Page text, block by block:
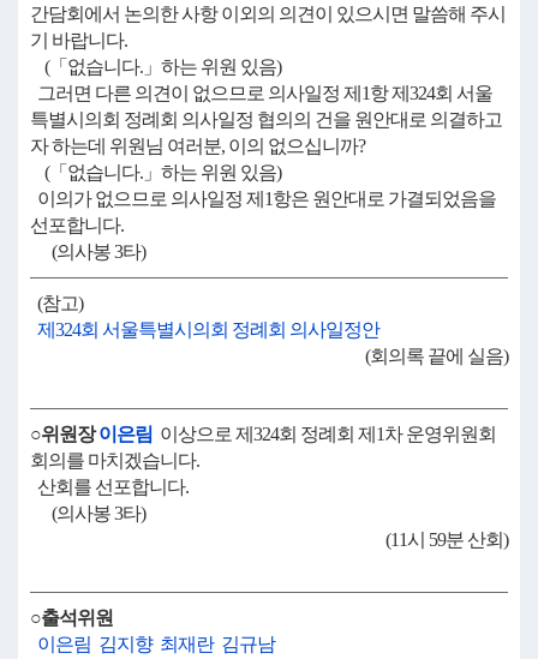
간담회에서 논의한 사항 이외의 의견이 있으시면 말씀해 주시
기 바랍니다.
(「없습니다.」하는 위원 있음)
그러면 다른 의견이 없으므로 의사일정 제1항 제324회 서울
특별시의회 정례회 의사일정 협의의 건을 원안대로 의결하고
자 하는데 위원님 여러분, 이의 없으십니까?
(「없습니다.」하는 위원 있음)
이의가 없으므로 의사일정 제1항은 원안대로 가결되었음을
선포합니다.
(의사봉 3타)
(참고)
제324회 서울특별시의회 정례회 의사일정안
(회의록 끝에 실음)
○위원장이은림 이상으로 제324회 정례회 제1차 운영위원회
회의를 마치겠습니다.
산회를 선포합니다.
(의사봉 3타)
(11시 59분 산회)
○출석위원
이은림 김지향 최재란 김규남